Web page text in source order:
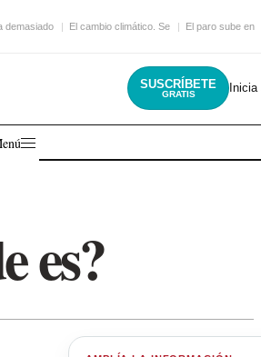
demasiado El cambio climático. Se El paro sube en
SUSCRÍBETE
GRATIS
es?